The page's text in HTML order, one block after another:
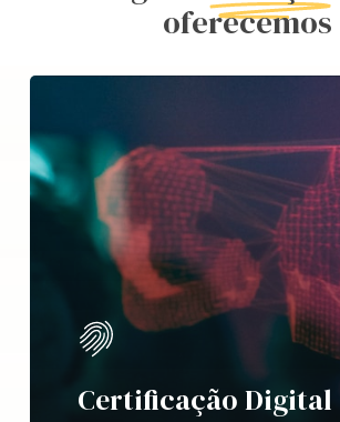
oferecemos
Certificação Digital